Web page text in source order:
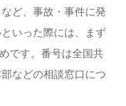
ど、事故・事件に発
いった際には、まず
です。番号は全国共
などの相談窓口につ